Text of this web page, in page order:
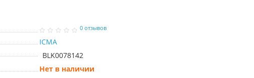
0 отзывов
ICMA
BLK0078142
Нет в наличии